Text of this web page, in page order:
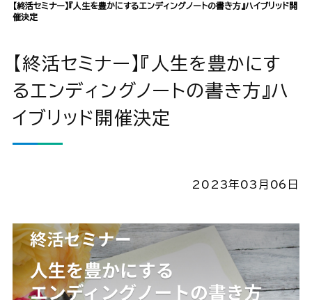
【終活セミナー】『人生を豊かにするエンディングノートの書き方』ハイブリッド開
催決定
【終活セミナー】『人生を豊かにす
るエンディングノートの書き方』ハ
イブリッド開催決定
2023年03月06日